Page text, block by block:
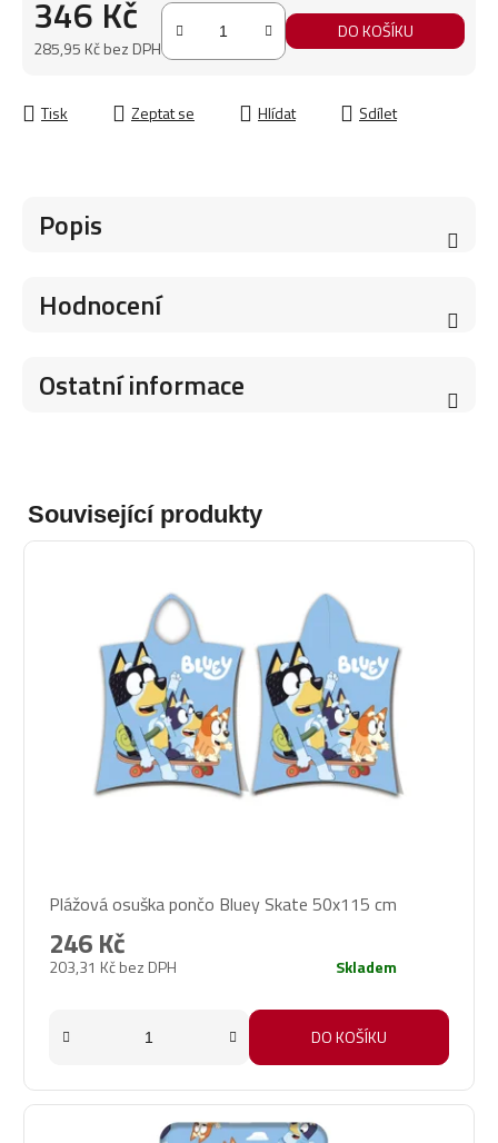
346 Kč
285,95 Kč bez DPH
DO KOŠÍKU
Tisk Zeptat se Hlídat Sdílet
Popis
Hodnocení
Ostatní informace
Související produkty
Plážová osuška pončo Bluey Skate 50x115 cm
203,31 Kč bez DPH
246 Kč
Skladem
DO KOŠÍKU